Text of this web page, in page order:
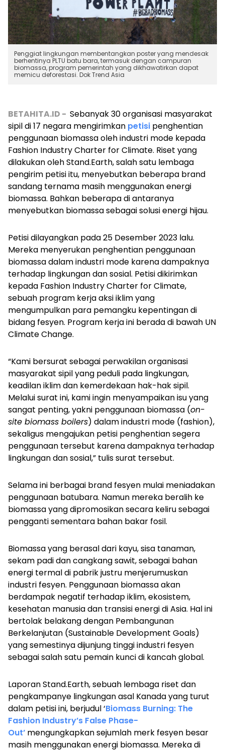
Penggiat lingkungan membentangkan poster yang mendesak
berhentinya PLTU batu bara, termasuk dengan campuran
biomassa, program pemerintah yang dikhawatirkan dapat
memicu deforestasi. Dok Trend Asia
BETAHITA.ID - Sebanyak 30 organisasi masyarakat
sipil di 17 negara mengirimkan petisi penghentian
penggunaan biomassa oleh industri mode kepada
Fashion Industry Charter for Climate. Riset yang
dilakukan oleh Stand.Earth, salah satu lembaga
pengirim petisi itu, menyebutkan beberapa brand
sandang ternama masih menggunakan energi
biomassa. Bahkan beberapa di antaranya
menyebutkan biomassa sebagai solusi energi hijau.
Petisi dilayangkan pada 25 Desember 2023 lalu.
Mereka menyerukan penghentian penggunaan
biomassa dalam industri mode karena dampaknya
terhadap lingkungan dan sosial. Petisi dikirimkan
kepada Fashion Industry Charter for Climate,
sebuah program kerja aksi iklim yang
mengumpulkan para pemangku kepentingan di
bidang fesyen. Program kerja ini berada di bawah UN
Climate Change.
“Kami bersurat sebagai perwakilan organisasi
masyarakat sipil yang peduli pada lingkungan,
keadilan iklim dan kemerdekaan hak-hak sipil.
Melalui surat ini, kami ingin menyampaikan isu yang
sangat penting, yakni penggunaan biomassa (on-
site biomass boilers) dalam industri mode (fashion),
sekaligus mengajukan petisi penghentian segera
penggunaan tersebut karena dampaknya terhadap
lingkungan dan sosial,” tulis surat tersebut.
Selama ini berbagai brand fesyen mulai meniadakan
penggunaan batubara. Namun mereka beralih ke
biomassa yang dipromosikan secara keliru sebagai
pengganti sementara bahan bakar fosil.
Biomassa yang berasal dari kayu, sisa tanaman,
sekam padi dan cangkang sawit, sebagai bahan
energi termal di pabrik justru menjerumuskan
industri fesyen. Penggunaan biomassa akan
berdampak negatif terhadap iklim, ekosistem,
kesehatan manusia dan transisi energi di Asia. Hal ini
bertolak belakang dengan Pembangunan
Berkelanjutan (Sustainable Development Goals)
yang semestinya dijunjung tinggi industri fesyen
sebagai salah satu pemain kunci di kancah global.
Laporan Stand.Earth, sebuah lembaga riset dan
pengkampanye lingkungan asal Kanada yang turut
dalam petisi ini, berjudul‘Biomass Burning: The
Fashion Industry’s False Phase-
Out’ mengungkapkan sejumlah merk fesyen besar
masih menggunakan energi biomassa. Mereka di